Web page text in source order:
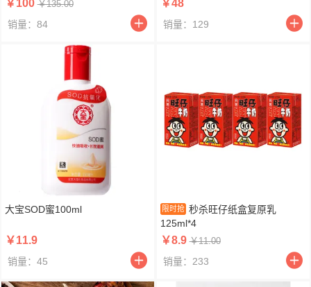
￥100￥135.00
销量：84
￥48
销量：129
大宝SOD蜜100ml
￥11.9
销量：45
限时抢 秒杀旺仔纸盒复原乳
125ml*4
￥8.9￥11.00
销量：233